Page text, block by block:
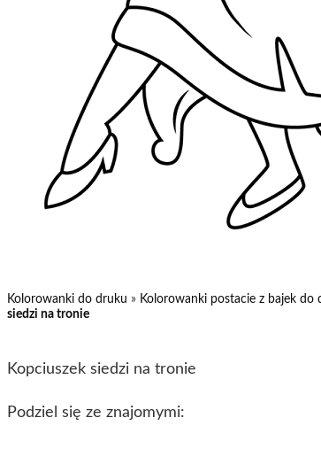
Kolorowanki do druku » Kolorowanki postacie z bajek do
siedzi na tronie
Kopciuszek siedzi na tronie
Podziel się ze znajomymi: